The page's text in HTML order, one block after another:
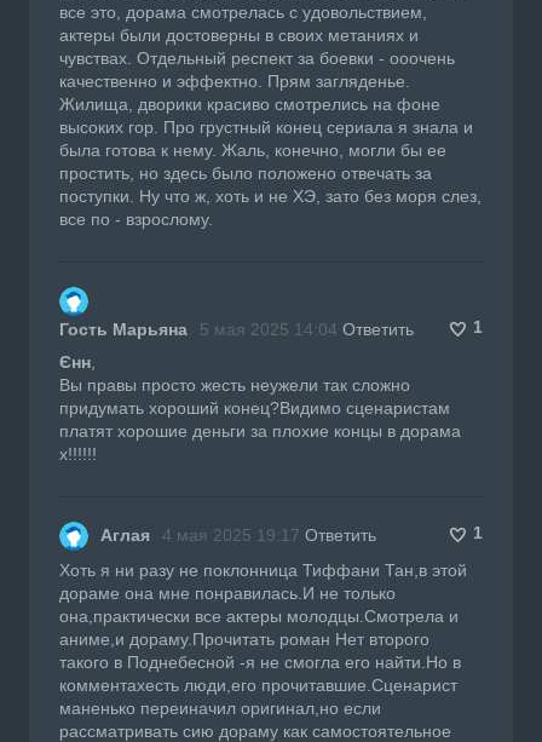
все это, дорама смотрелась с удовольствием,
актеры были достоверны в своих метаниях и
чувствах. Отдельный респект за боевки - ооочень
качественно и эффектно. Прям загляденье.
Жилища, дворики красиво смотрелись на фоне
высоких гор. Про грустный конец сериала я знала и
была готова к нему. Жаль, конечно, могли бы ее
простить, но здесь было положено отвечать за
поступки. Ну что ж, хоть и не ХЭ, зато без моря слез,
все по - взрослому.
Гость Марьяна 5 мая 2025 14:04 Ответить
1
Єнн
Вы правы просто жесть неужели так сложно
придумать хороший конец?Видимо сценаристам
платят хорошие деньги за плохие концы в дорама
х!!!!!!
Аглая 4 мая 2025 19:17 Ответить
1
Хоть я ни разу не поклонница Тиффани Тан,в этой
дораме она мне понравилась.И не только
она,практически все актеры молодцы.Смотрела и
аниме,и дораму.Прочитать роман Нет второго
такого в Поднебесной -я не смогла его найти.Но в
комментахесть люди,его прочитавшие.Сценарист
маненько переиначил оригинал,но если
рассматривать сию дораму как самостоятельное